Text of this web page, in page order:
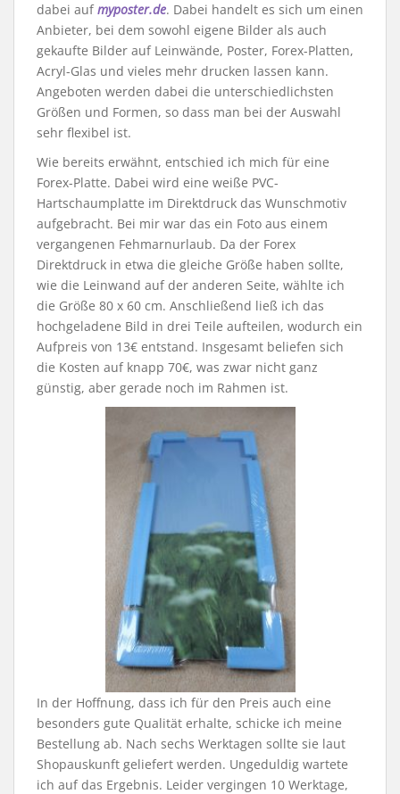
dabei aufmyposter.de. Dabei handelt es sich um einen
Anbieter, bei dem sowohl eigene Bilder als auch
gekaufte Bilder auf Leinwände, Poster, Forex-Platten,
Acryl-Glas und vieles mehr drucken lassen kann.
Angeboten werden dabei die unterschiedlichsten
Größen und Formen, so dass man bei der Auswahl
sehr flexibel ist.
Wie bereits erwähnt, entschied ich mich für eine
Forex-Platte. Dabei wird eine weiße PVC-
Hartschaumplatte im Direktdruck das Wunschmotiv
aufgebracht. Bei mir war das ein Foto aus einem
vergangenen Fehmarnurlaub. Da der Forex
Direktdruck in etwa die gleiche Größe haben sollte,
wie die Leinwand auf der anderen Seite, wählte ich
die Größe 80 x 60 cm. Anschließend ließ ich das
hochgeladene Bild in drei Teile aufteilen, wodurch ein
Aufpreis von 13€ entstand. Insgesamt beliefen sich
die Kosten auf knapp 70€, was zwar nicht ganz
günstig, aber gerade noch im Rahmen ist.
In der Hoffnung, dass ich für den Preis auch eine
besonders gute Qualität erhalte, schicke ich meine
Bestellung ab. Nach sechs Werktagen sollte sie laut
Shopauskunft geliefert werden. Ungeduldig wartete
ich auf das Ergebnis. Leider vergingen 10 Werktage,